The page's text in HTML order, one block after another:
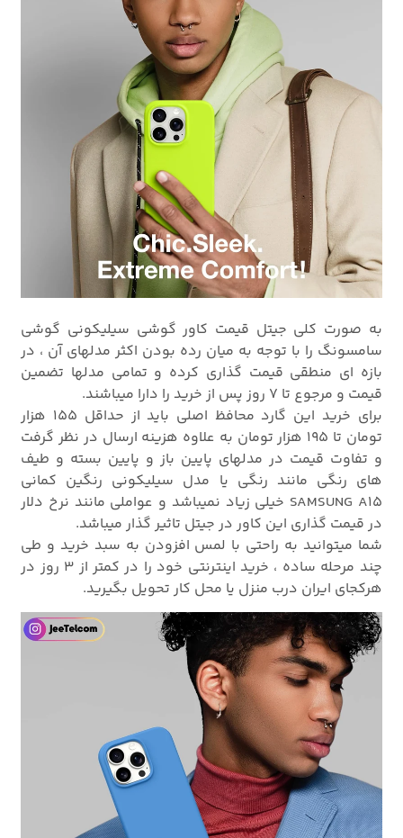
به صورت کلی جیتل قیمت کاور گوشی سیلیکونی گوشی
سامسونگ را با توجه به میان رده بودن اکثر مدلهای آن ، در
بازه ای منطقی قیمت گذاری کرده و تمامی مدلها تضمین
قیمت و مرجوع تا 7 روز پس از خرید را دارا میباشند.
برای خرید این گارد محافظ اصلی باید از حداقل 155 هزار
تومان تا 195 هزار تومان به علاوه هزینه ارسال در نظر گرفت
و تفاوت قیمت در مدلهای پایین باز و پایین بسته و طیف
های رنگی مانند رنگی یا مدل سیلیکونی رنگین کمانی
SAMSUNG A15 خیلی زیاد نمیباشد و عواملی مانند نرخ دلار
در قیمت گذاری این کاور در جیتل تاثیر گذار میباشد.
شما میتوانید به راحتی با لمس افزودن به سبد خرید و طی
چند مرحله ساده ، خرید اینترنتی خود را در کمتر از 3 روز در
هرکجای ایران درب منزل یا محل کار تحویل بگیرید.